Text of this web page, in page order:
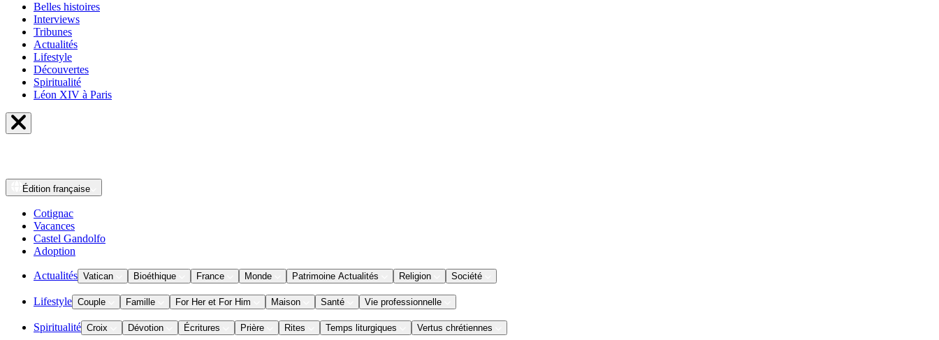
Belles histoires
Interviews
Tribunes
Actualités
Lifestyle
Découvertes
Spiritualité
Léon XIV à Paris
Édition française
Cotignac
Vacances
Castel Gandolfo
Adoption
Actualités Vatican Bioéthique France Monde Patrimoine Actualités Religion Société
Lifestyle Couple Famille For Her et For Him Maison Santé Vie professionnelle
Spiritualité Croix Dévotion Écritures Prière Rites Temps liturgiques Vertus chrétiennes